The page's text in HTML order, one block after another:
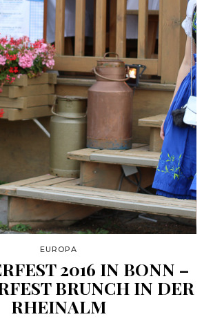
EUROPA
2016 IN BONN –
BRUNCH IN DER
RHEINALM